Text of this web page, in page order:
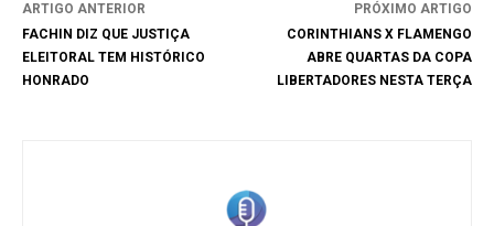
ARTIGO ANTERIOR
FACHIN DIZ QUE JUSTIÇA
ELEITORAL TEM HISTÓRICO
HONRADO
PRÓXIMO ARTIGO
CORINTHIANS X FLAMENGO
ABRE QUARTAS DA COPA
LIBERTADORES NESTA TERÇA